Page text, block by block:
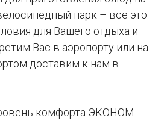
парк – все это
для Вашего отдыха и
Вас в аэропорту или на
доставим к нам в
комфорта ЭКОНОМ